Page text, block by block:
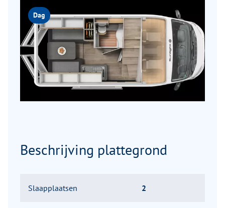
Dag
Beschrijving plattegrond
Slaapplaatsen 2